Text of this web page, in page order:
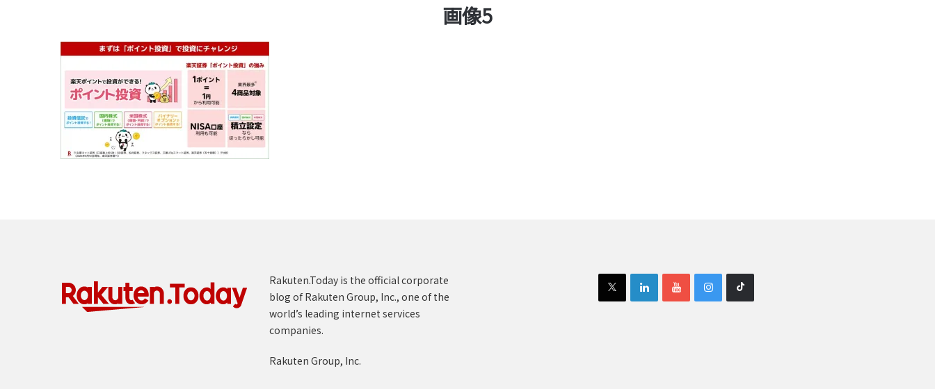
画像5
Rakuten.Today is the official corporate
blog of Rakuten Group, Inc., one of the
world’s leading internet services
companies.
Rakuten Group, Inc.